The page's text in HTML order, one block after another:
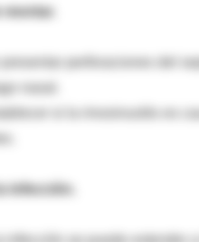
nasal.
infección.